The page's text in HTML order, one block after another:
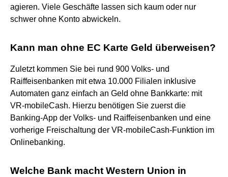
agieren. Viele Geschäfte lassen sich kaum oder nur
schwer ohne Konto abwickeln.
Kann man ohne EC Karte Geld überweisen?
Zuletzt kommen Sie bei rund 900 Volks- und
Raiffeisenbanken mit etwa 10.000 Filialen inklusive
Automaten ganz einfach an Geld ohne Bankkarte: mit
VR-mobileCash. Hierzu benötigen Sie zuerst die
Banking-App der Volks- und Raiffeisenbanken und eine
vorherige Freischaltung der VR-mobileCash-Funktion im
Onlinebanking.
Welche Bank macht Western Union in